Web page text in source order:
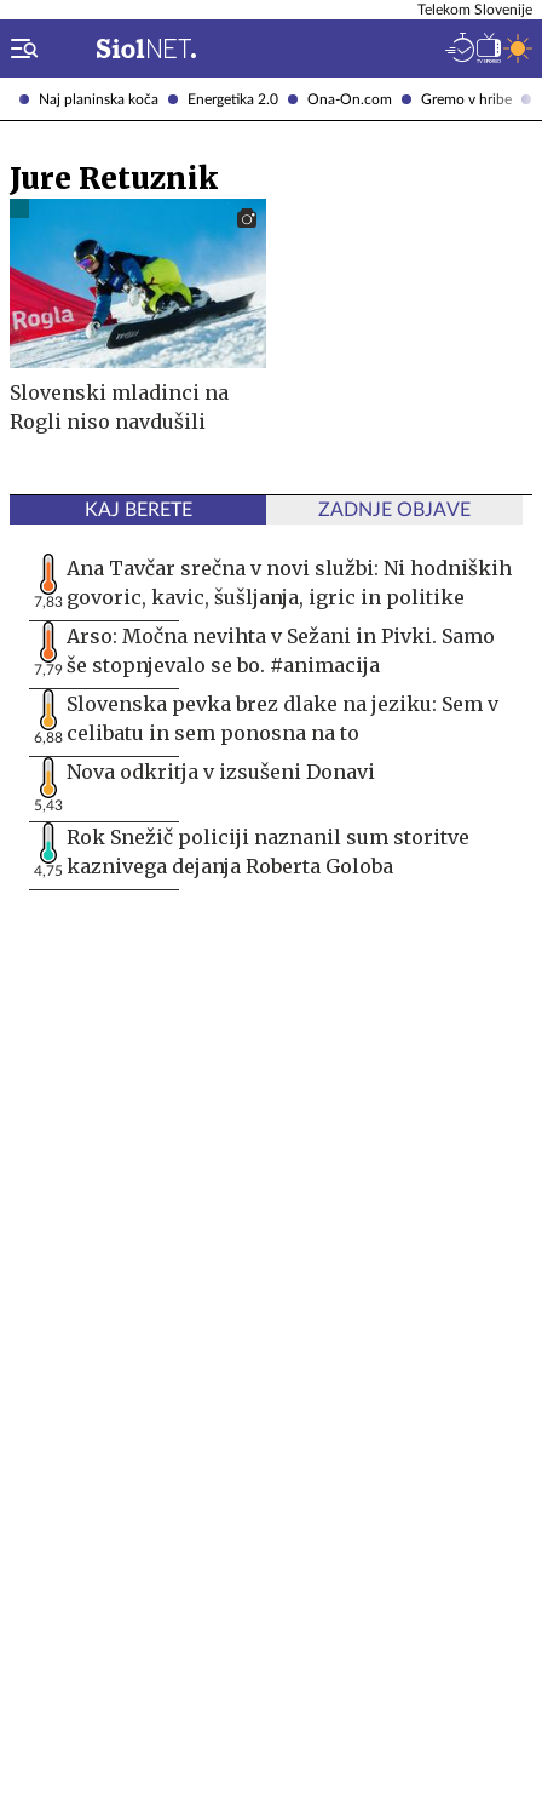
Naj planinska koča Energetika 2.0 Ona-On.com Gremo v hribe
Telekom Slovenije
Jure Retuznik
Slovenski mladinci na
Rogli niso navdušili
KAJ BERETE ZADNJE OBJAVE
7,83
Ana Tavčar srečna v novi službi: Ni hodniških
govoric, kavic, šušljanja, igric in politike
7,79
Arso: Močna nevihta v Sežani in Pivki. Samo
še stopnjevalo se bo. #animacija
6,88
Slovenska pevka brez dlake na jeziku: Sem v
celibatu in sem ponosna na to
5,43
Nova odkritja v izsušeni Donavi
4,75
Rok Snežič policiji naznanil sum storitve
kaznivega dejanja Roberta Goloba